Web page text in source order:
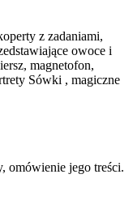
z zadaniami,
owoce i
magnetofon,
Sówki , magiczne
omówienie jego treści.